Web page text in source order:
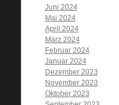
Juni 2024
Mai 2024
April 2024
März 2024
Februar 2024
Januar 2024
Dezember 2023
November 2023
Oktober 2023